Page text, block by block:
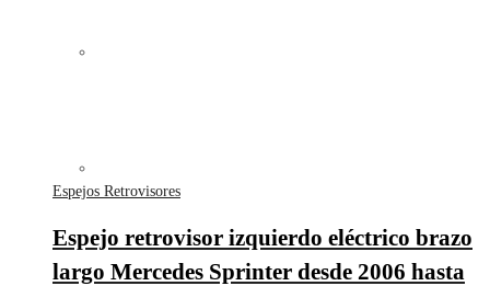
Espejos Retrovisores
Espejo retrovisor izquierdo eléctrico brazo
largo Mercedes Sprinter desde 2006 hasta